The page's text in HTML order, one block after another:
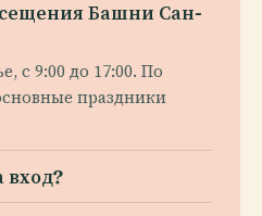
Башни Сан-
с 9:00 до 17:00. По
праздники
вход?